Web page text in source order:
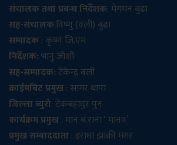
संचालक तथा प्रबन्ध निर्देशक: मेगमन बुढा
सह-संचालक:विष्णु (वली) बुढा
सम्पादक: कृष्ण जि.एम
निर्देशक:भानु जोशी
सह-सम्पादक:टेकेन्द्र वली
क्राईमबिट प्रमुख: सागर थापा
जिल्ला ब्युरो: टेकबहादुर पुन
कार्यक्रम प्रमुख: मान ब.राना ‘ मानव’
प्रमुख सम्बाददाता: इराधा झाक्री मगर